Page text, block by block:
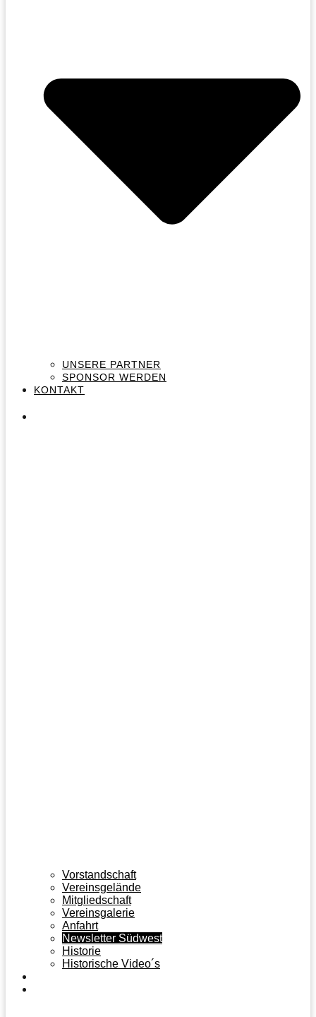
UNSERE PARTNER
SPONSOR WERDEN
KONTAKT
Vorstandschaft
Vereinsgelände
Mitgliedschaft
Vereinsgalerie
Anfahrt
Newsletter Südwest
Historie
Historische Video´s